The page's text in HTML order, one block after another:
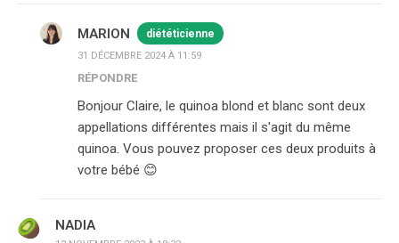
MARION diététicienne
31 DÉCEMBRE 2024 À 11:59
RÉPONDRE
Bonjour Claire, le quinoa blond et blanc sont deux
appellations différentes mais il s'agit du même
quinoa. Vous pouvez proposer ces deux produits à
votre bébé 😊
NADIA